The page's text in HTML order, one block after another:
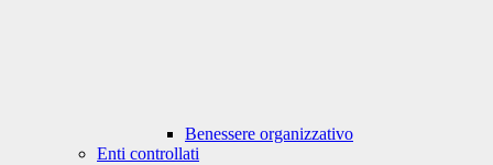
Benessere organizzativo
Enti controllati